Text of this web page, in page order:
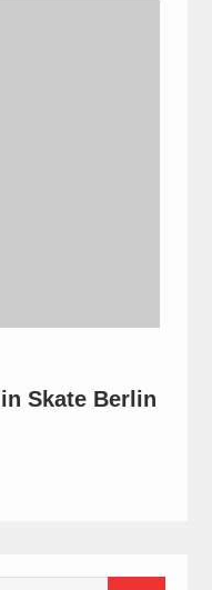
Skate Berlin